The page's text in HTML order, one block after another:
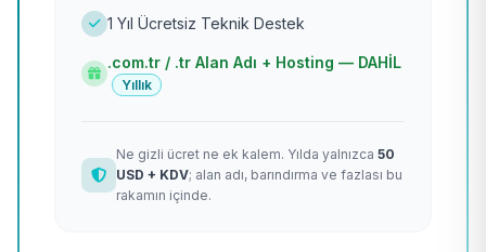
1 Yıl Ücretsiz Teknik Destek
.com.tr / .tr Alan Adı + Hosting — DAHİL
Yıllık
Ne gizli ücret ne ek kalem. Yılda yalnızca 50
USD + KDV; alan adı, barındırma ve fazlası bu
rakamın içinde.